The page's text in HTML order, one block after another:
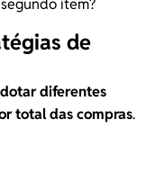
item?
de
diferentes
total das compras.